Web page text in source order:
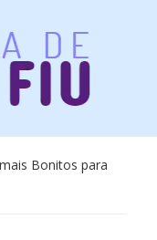
Bonitos para